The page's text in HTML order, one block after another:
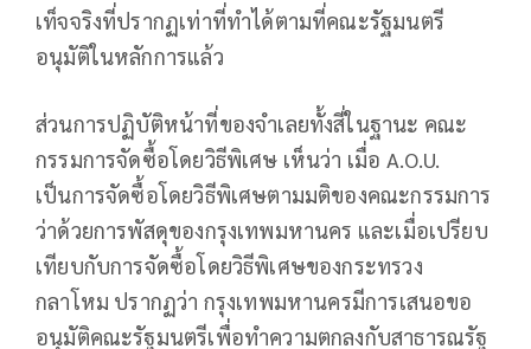
เท็จจริงที่ปรากฏเท่าที่ทําได้ตามที่คณะรัฐมนตรี
อนุมัติในหลักการแล้ว
ส่วนการปฏิบัติหน้าที่ของจําเลยทั้งสี่ในฐานะ คณะ
กรรมการจัดซื้อโดยวิธีพิเศษ เห็นว่า เมื่อ A.O.U.
เป็นการจัดซื้อโดยวิธีพิเศษตามมติของคณะกรรมการ
ว่าด้วยการพัสดุของกรุงเทพมหานคร และเมื่อเปรียบ
เทียบกับการจัดซื้อโดยวิธีพิเศษของกระทรวง
กลาโหม ปรากฏว่า กรุงเทพมหานครมีการเสนอขอ
อนุมัติคณะรัฐมนตรีเพื่อทําความตกลงกับสาธารณรัฐ